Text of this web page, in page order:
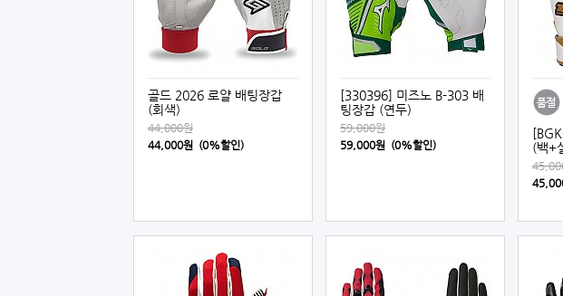
골드 2026 로얄 배팅장갑
(회색)
44,000원
44,000원 (0%할인)
[330396] 미즈노 B-303 배
팅장갑 (연두)
59,000원
59,000원 (0%할인)
(백+